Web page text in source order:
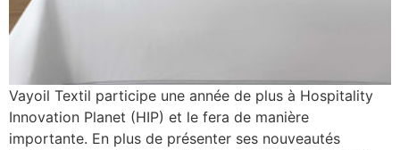
Vayoil Textil participe une année de plus à Hospitality
Innovation Planet (HIP) et le fera de manière
importante. En plus de présenter ses nouveautés